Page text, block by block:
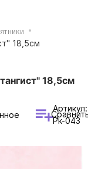
18,5см
18,5см
Артикул:
Pk-043